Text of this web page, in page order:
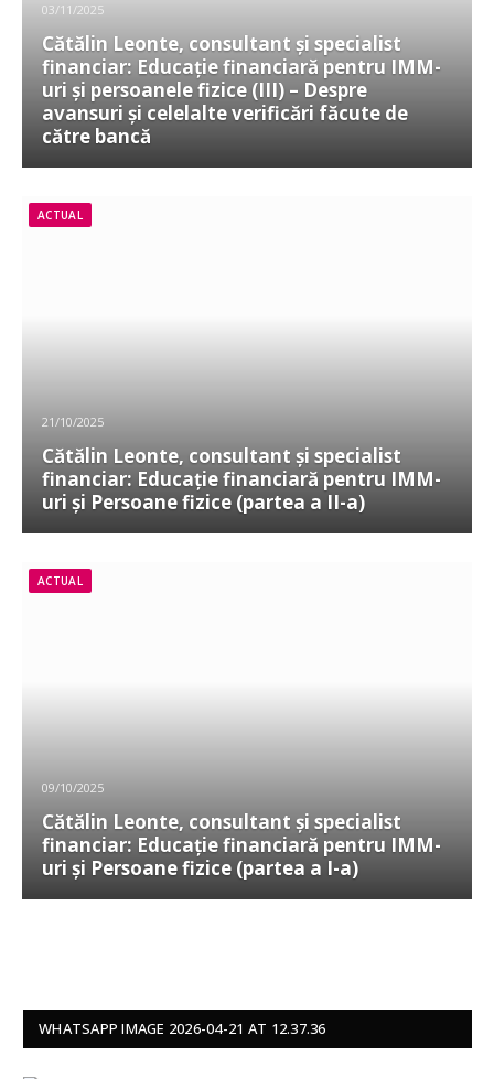
03/11/2025
Cătălin Leonte, consultant și specialist
financiar: Educație financiară pentru IMM-
uri și persoanele fizice (III) – Despre
avansuri și celelalte verificări făcute de
către bancă
ACTUAL
21/10/2025
Cătălin Leonte, consultant și specialist
financiar: Educație financiară pentru IMM-
uri și Persoane fizice (partea a II-a)
ACTUAL
09/10/2025
Cătălin Leonte, consultant și specialist
financiar: Educație financiară pentru IMM-
uri și Persoane fizice (partea a I-a)
WHATSAPP IMAGE 2026-04-21 AT 12.37.36